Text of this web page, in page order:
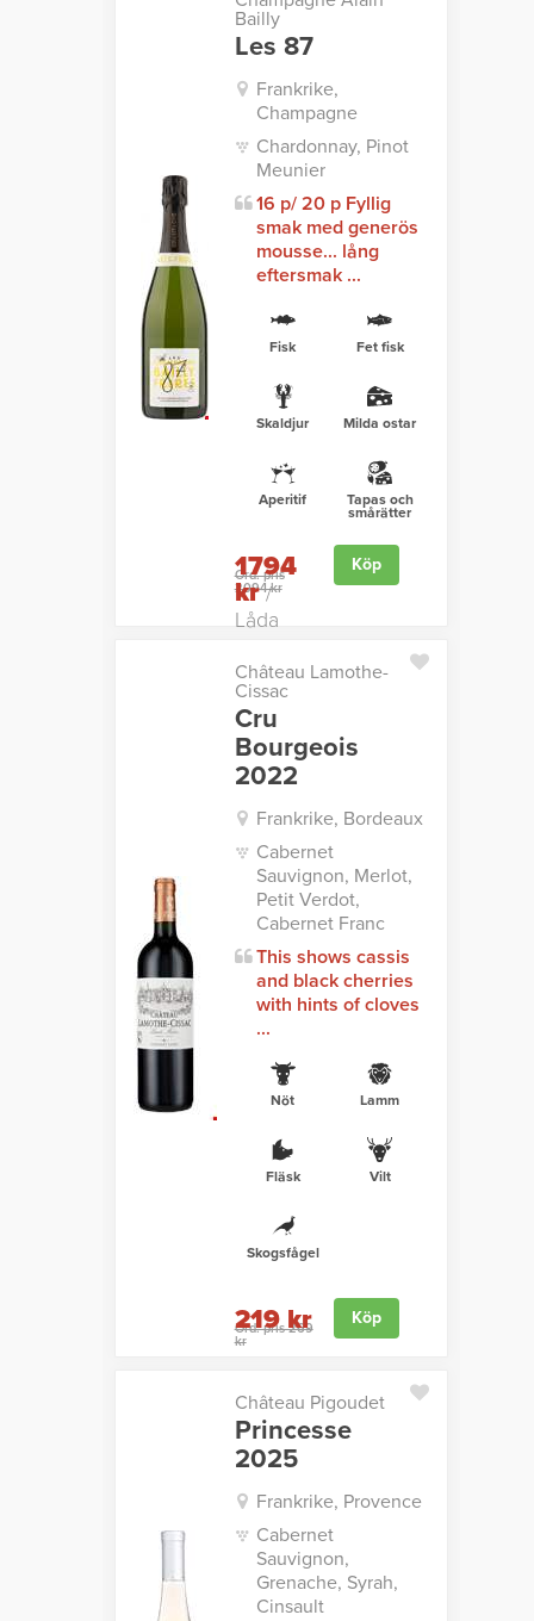
Bailly
Les 87
Frankrike,
Champagne
Chardonnay, Pinot
Meunier
16 p/ 20 p Fyllig
smak med generös
mousse... lång
eftersmak ...
Fisk Fet fisk
Skaldjur Milda ostar
Aperitif Tapas och
smårätter
Ord. pris
2094 kr
1794
kr/
Låda
Köp
Château Lamothe-
Cissac
Cru
Bourgeois
2022
Frankrike, Bordeaux
Cabernet
Sauvignon, Merlot,
Petit Verdot,
Cabernet Franc
This shows cassis
and black cherries
with hints of cloves
...
Nöt Lamm
Fläsk Vilt
Skogsfågel
Ord. pris 269
kr
219 kr Köp
Château Pigoudet
Princesse
2025
Frankrike, Provence
Cabernet
Sauvignon,
Grenache, Syrah,
Cinsault